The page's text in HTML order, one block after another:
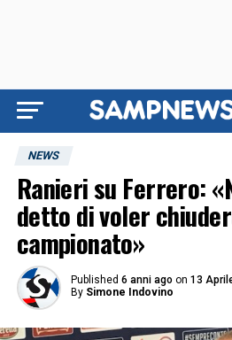
NEWS
Ranieri su Ferrero:
detto di voler
campionato»
Published 6 anni ago on 13
By Simone Indovino